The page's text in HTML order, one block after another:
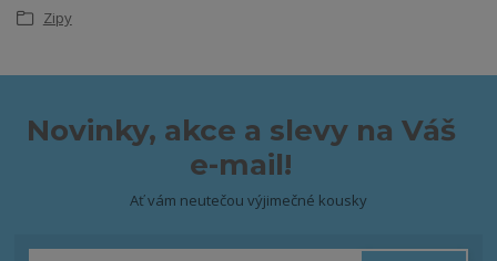
Zipy
Novinky, akce a slevy na Váš
e-mail!
Ať vám neutečou výjimečné kousky